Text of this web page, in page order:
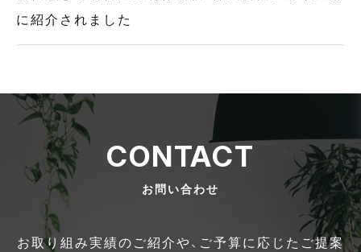
に紹介されました
CONTACT
お問い合わせ
お取り組み実績のご紹介や、ご予算に応じたご提案